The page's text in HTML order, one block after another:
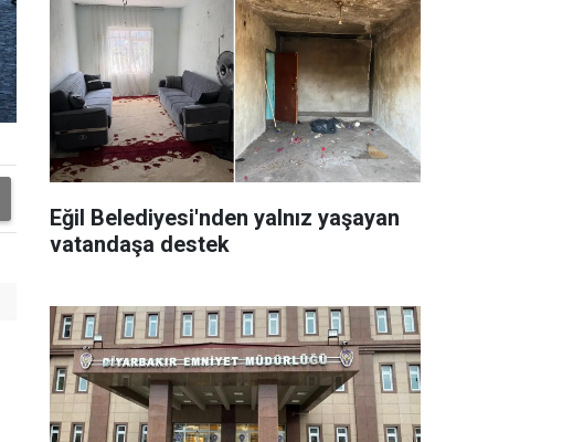
Eğil Belediyesi'nden yalnız yaşayan
vatandaşa destek